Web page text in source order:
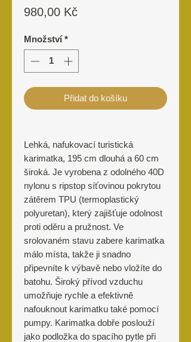
980,00 KčCena
Množství *
Přidat do košíku
Lehká, nafukovací turistická
karimatka, 195 cm dlouhá a 60 cm
široká. Je vyrobena z odolného 40D
nylonu s ripstop síťovinou pokrytou
zátěrem TPU (termoplastický
polyuretan), který zajišťuje odolnost
proti oděru a pružnost. Ve
srolovaném stavu zabere karimatka
málo místa, takže ji snadno
připevníte k výbavě nebo vložíte do
batohu. Široký přívod vzduchu
umožňuje rychle a efektivně
nafouknout karimatku také pomocí
pumpy. Karimatka dobře poslouží
jako podložka do spacího pytle při